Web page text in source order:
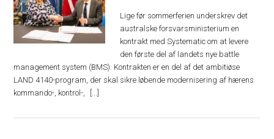
Lige før sommerferien underskrev det
australske forsvarsministerium en
kontrakt med Systematic om at levere
den første del af landets nye battle
management system (BMS). Kontrakten er en del af det ambitiøse
LAND 4140-program, der skal sikre løbende modernisering af hærens
kommando-, kontrol-,